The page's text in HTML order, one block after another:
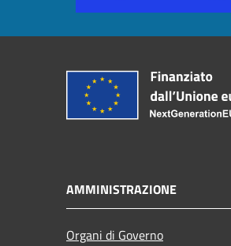
AMMINISTRAZIONE
Organi di Governo